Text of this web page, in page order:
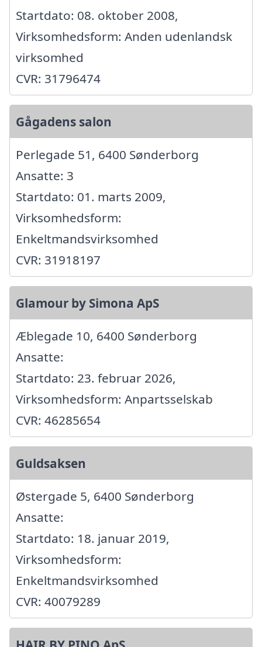
Startdato: 08. oktober 2008,
Virksomhedsform: Anden udenlandsk
virksomhed
CVR: 31796474
Gågadens salon
Perlegade 51, 6400 Sønderborg
Ansatte: 3
Startdato: 01. marts 2009,
Virksomhedsform:
Enkeltmandsvirksomhed
CVR: 31918197
Glamour by Simona ApS
Æblegade 10, 6400 Sønderborg
Ansatte:
Startdato: 23. februar 2026,
Virksomhedsform: Anpartsselskab
CVR: 46285654
Guldsaksen
Østergade 5, 6400 Sønderborg
Ansatte:
Startdato: 18. januar 2019,
Virksomhedsform:
Enkeltmandsvirksomhed
CVR: 40079289